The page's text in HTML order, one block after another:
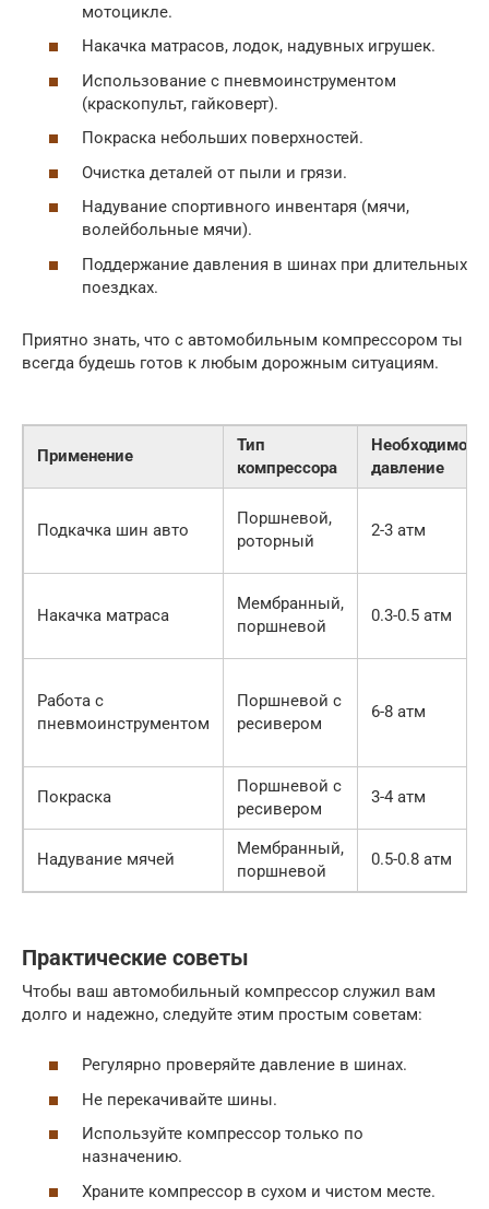
мотоцикле.
Накачка матрасов, лодок, надувных игрушек.
Использование с пневмоинструментом
(краскопульт, гайковерт).
Покраска небольших поверхностей.
Очистка деталей от пыли и грязи.
Надувание спортивного инвентаря (мячи,
волейбольные мячи).
Поддержание давления в шинах при длительных
поездках.
Приятно знать, что с автомобильным компрессором ты
всегда будешь готов к любым дорожным ситуациям.
Применение
Тип
компрессора
Необходимое
давление
Подкачка шин авто
Поршневой,
роторный
2-3 атм
Накачка матраса
Мембранный,
поршневой
0.3-0.5 атм
Работа с
пневмоинструментом
Поршневой с
ресивером
6-8 атм
Покраска
Поршневой с
ресивером
3-4 атм
Надувание мячей
Мембранный,
поршневой
0.5-0.8 атм
Практические советы
Чтобы ваш автомобильный компрессор служил вам
долго и надежно, следуйте этим простым советам:
Регулярно проверяйте давление в шинах.
Не перекачивайте шины.
Используйте компрессор только по
назначению.
Храните компрессор в сухом и чистом месте.